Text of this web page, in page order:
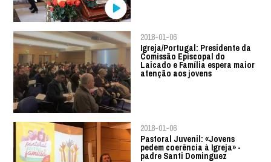
2018-01-06
Igreja/Portugal: Presidente da
Comissão Episcopal do
Laicado e Família espera maior
atenção aos jovens
2018-01-06
Pastoral Juvenil: «Jovens
pedem coerência à Igreja» -
padre Santi Dominguez